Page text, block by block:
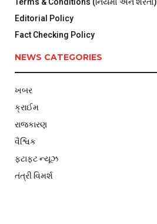
Terms & Conditions (નિયમો અને શરતો)
Editorial Policy
Fact Checking Policy
NEWS CATEGORIES
ખબર
ક્રાઈમ
રાજકારણ
વૈશ્વિક
ફટાફટ ન્યૂઝ
તંત્રી વિમર્શ